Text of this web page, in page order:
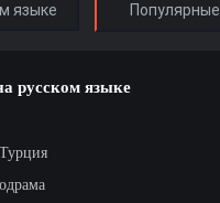
языке Популярные
русском языке